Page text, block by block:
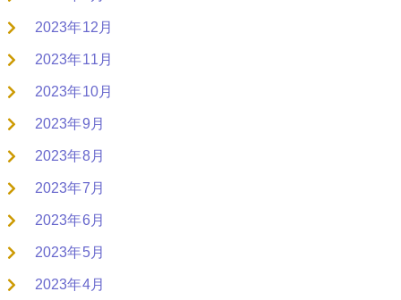
2023年12月
2023年11月
2023年10月
2023年9月
2023年8月
2023年7月
2023年6月
2023年5月
2023年4月